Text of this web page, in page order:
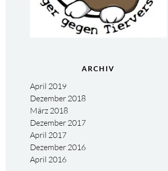
ARCHIV
April 2019
Dezember 2018
März 2018
Dezember 2017
April 2017
Dezember 2016
April 2016